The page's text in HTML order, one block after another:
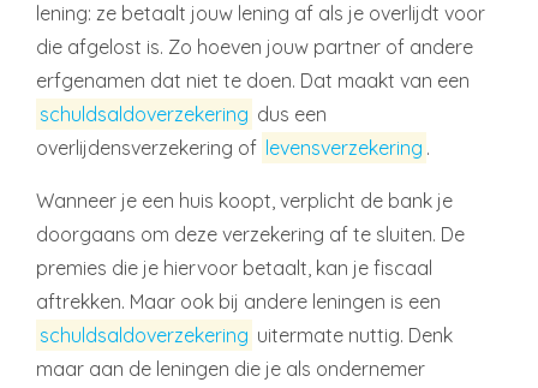
lening: ze betaalt jouw lening af als je overlijdt voor
die afgelost is. Zo hoeven jouw partner of andere
erfgenamen dat niet te doen. Dat maakt van een
schuldsaldoverzekering dus een
overlijdensverzekering of levensverzekering .
Wanneer je een huis koopt, verplicht de bank je
doorgaans om deze verzekering af te sluiten. De
premies die je hiervoor betaalt, kan je fiscaal
aftrekken. Maar ook bij andere leningen is een
schuldsaldoverzekering uitermate nuttig. Denk
maar aan de leningen die je als ondernemer